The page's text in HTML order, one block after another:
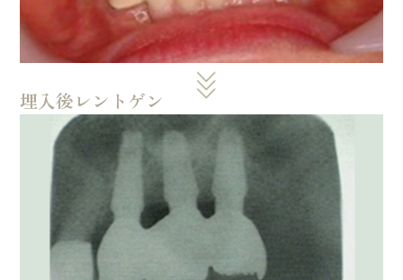
埋入後レントゲン